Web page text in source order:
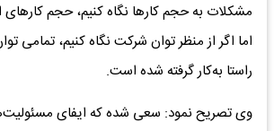
مشکلات به حجم کارها نگاه کنیم، حجم
اما اگر از منظر توان شرکت نگاه کنیم، تمامی
راستا به‌کار گرفته شده است.
وی تصریح نمود: سعی شده که ایفای